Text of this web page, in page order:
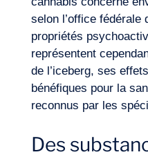
selon l’office fédérale
propriétés
représentent
de l’iceberg, ses
bénéfiques pour la
reconnus par les
Des